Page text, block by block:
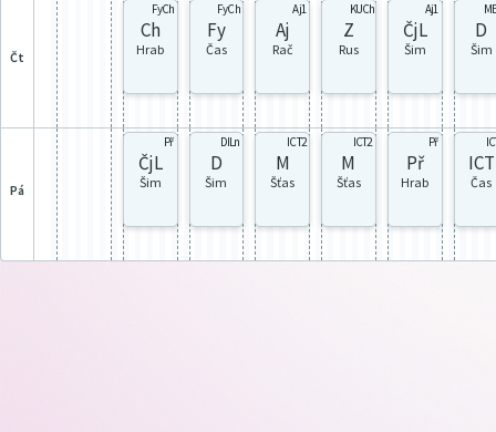
čt
FyCh
Ch
Hrab
FyCh
Fy
Čas
Aj1
Aj
Rač
KUCh
Z
Rus
Aj1
ČjL
Šim
D
Šim
pá
Př
ČjL
Šim
DILn
D
Šim
ICT2
M
Šťas
ICT2
M
Šťas
Př
Př
Hrab
ICT
Čas